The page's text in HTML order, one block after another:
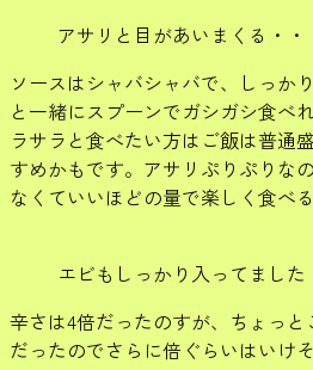
アサリと目があいまくる・・
ソースはシャバシャバで、しっか
と一緒にスプーンでガシガシ食べ
ラサラと食べたい方はご飯は普通
すめかもです。アサリぷりぷりな
なくていいほどの量で楽しく食べ
エビもしっかり入ってました
辛さは4倍だったのすが、ちょっ
だったのでさらに倍ぐらいはいけ